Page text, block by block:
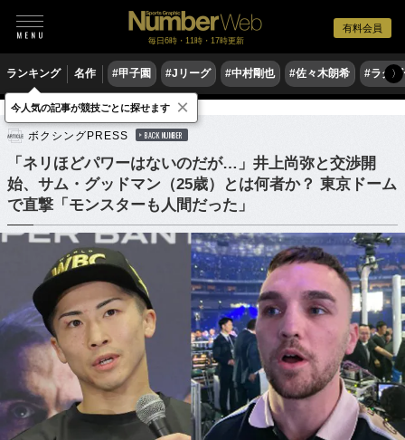
有料会員
毎日6時・11時・17時更新
ランキング 名作 #甲子園 #Jリーグ #中村剛也 #佐々木朗希 #ラグ〉
格闘技 ボクシング
ボクシングPRESS BACK NUMBER
「ネリほどパワーはないのだが…」井上尚弥と交渉開
始、サム・グッドマン（25歳）とは何者か？ 東京ドーム
で直撃「モンスターも人間だった」
今人気の記事が競技ごとに探せます ×